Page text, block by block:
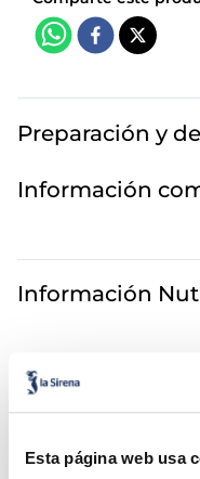
Esta página web usa
Preparación y
Información
Información
También te